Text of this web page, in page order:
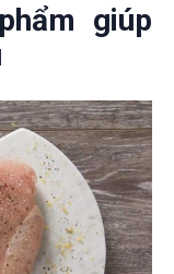
giúp